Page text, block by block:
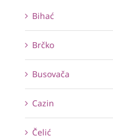
Bihać
Brčko
Busovača
Cazin
Čelić